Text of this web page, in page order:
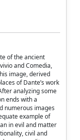
of the ancient
and Comedia,
image, derived
of Dante’s work
analyzing some
ends with a
numerous images
example of
in evil and matter
civil and